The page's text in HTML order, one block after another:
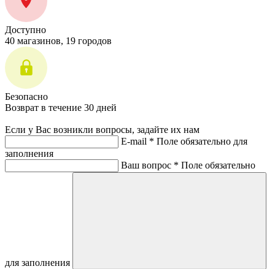
Доступно
40 магазинов, 19 городов
Безопасно
Возврат в течение 30 дней
Если у Вас возникли вопросы, задайте их нам
E-mail * Поле обязательно для
заполнения
Ваш вопрос * Поле обязательно
для заполнения